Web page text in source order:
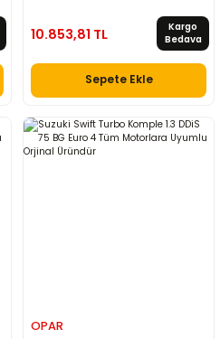
10.853,81 TL
Kargo
Bedava
Sepete Ekle
OPAR